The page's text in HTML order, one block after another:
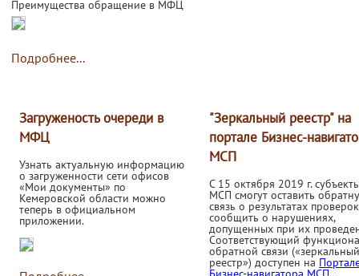
Преимущества обращение в МФЦ
Подробнее...
Загруженость очереди в
МФЦ
Узнать актуальную информацию
о загруженности сети офисов
«Мои документы» по
Кемеровской области можно
теперь в официальном
приложении.
"Зеркальный реестр" на
портале Бизнес-
МСП
C 15 октября 2019 г.
МСП смогут оставить
связь о результатах
сообщить о нарушениях,
допущенных при их
Соответствующий
обратной связи («зеркальный
реестр») доступен на